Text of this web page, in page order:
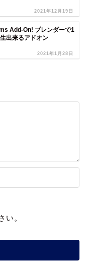
2021年12月19日
Add-On! ブレンダーで1
出来るアドオン
2021年1月28日
い。